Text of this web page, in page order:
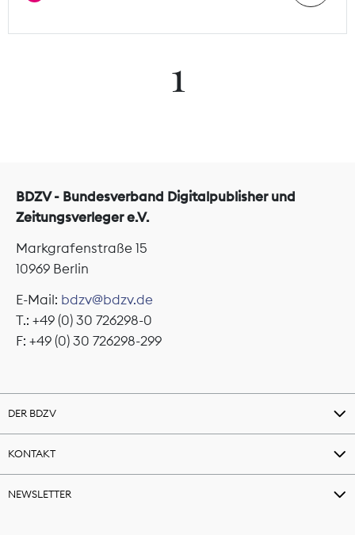
1
BDZV - Bundesverband Digitalpublisher und
Zeitungsverleger e.V.
Markgrafenstraße 15
10969 Berlin
E-Mail: bdzv@bdzv.de
T.: +49 (0) 30 726298-0
F: +49 (0) 30 726298-299
DER BDZV
KONTAKT
NEWSLETTER